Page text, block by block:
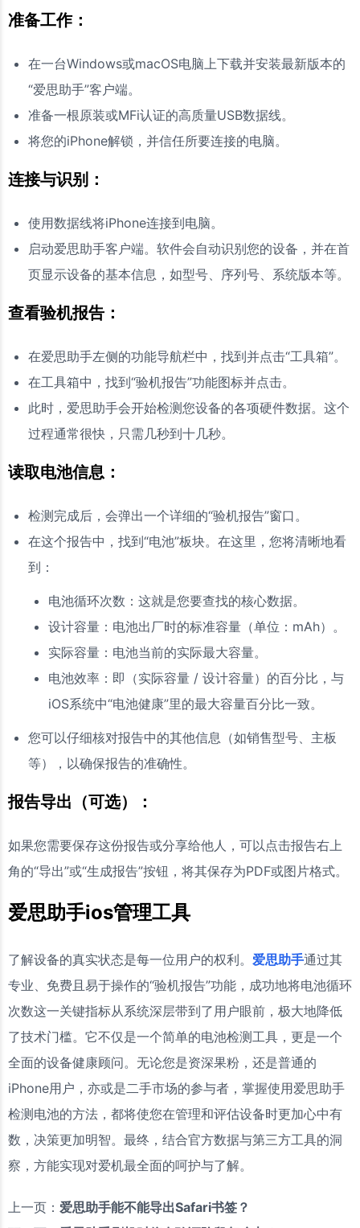
准备工作：
在一台Windows或macOS电脑上下载并安装最新版本的
“爱思助手”客户端。
准备一根原装或MFi认证的高质量USB数据线。
将您的iPhone解锁，并信任所要连接的电脑。
连接与识别：
使用数据线将iPhone连接到电脑。
启动爱思助手客户端。软件会自动识别您的设备，并在首
页显示设备的基本信息，如型号、序列号、系统版本等。
查看验机报告：
在爱思助手左侧的功能导航栏中，找到并点击“工具箱”。
在工具箱中，找到“验机报告”功能图标并点击。
此时，爱思助手会开始检测您设备的各项硬件数据。这个
过程通常很快，只需几秒到十几秒。
读取电池信息：
检测完成后，会弹出一个详细的“验机报告”窗口。
在这个报告中，找到“电池”板块。在这里，您将清晰地看
到：
电池循环次数：这就是您要查找的核心数据。
设计容量：电池出厂时的标准容量（单位：mAh）。
实际容量：电池当前的实际最大容量。
电池效率：即（实际容量 / 设计容量）的百分比，与
iOS系统中“电池健康”里的最大容量百分比一致。
您可以仔细核对报告中的其他信息（如销售型号、主板
等），以确保报告的准确性。
报告导出（可选）：
如果您需要保存这份报告或分享给他人，可以点击报告右上
角的“导出”或“生成报告”按钮，将其保存为PDF或图片格式。
爱思助手ios管理工具
了解设备的真实状态是每一位用户的权利。 爱思助手通过其
专业、免费且易于操作的“验机报告”功能，成功地将电池循环
次数这一关键指标从系统深层带到了用户眼前，极大地降低
了技术门槛。它不仅是一个简单的电池检测工具，更是一个
全面的设备健康顾问。无论您是资深果粉，还是普通的
iPhone用户，亦或是二手市场的参与者，掌握使用爱思助手
检测电池的方法，都将使您在管理和评估设备时更加心中有
数，决策更加明智。最终，结合官方数据与第三方工具的洞
察，方能实现对爱机最全面的呵护与了解。
上一页： 爱思助手能不能导出Safari书签？